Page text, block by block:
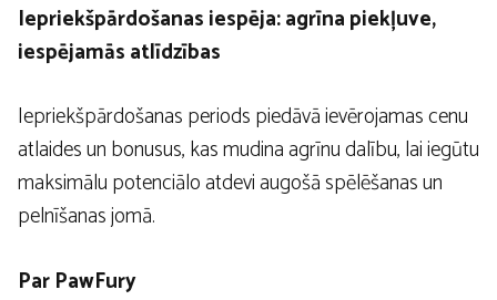
Iepriekšpārdošanas iespēja: agrīna piekļuve,
iespējamās atlīdzības
Iepriekšpārdošanas periods piedāvā ievērojamas cenu
atlaides un bonusus, kas mudina agrīnu dalību, lai iegūtu
maksimālu potenciālo atdevi augošā spēlēšanas un
pelnīšanas jomā.
Par PawFury